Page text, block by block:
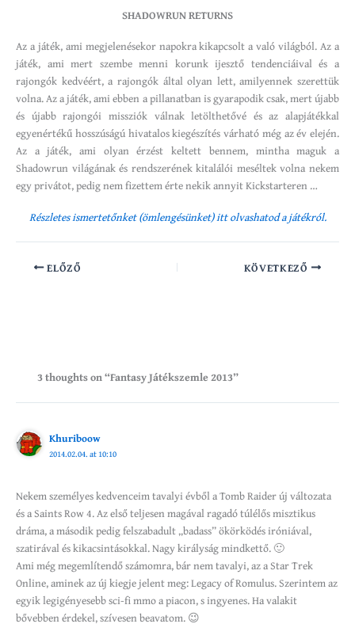
SHADOWRUN RETURNS
Az a játék, ami megjelenésekor napokra kikapcsolt a való világból. Az a
játék, ami mert szembe menni korunk ijesztő tendenciáival és a
rajongók kedvéért, a rajongók által olyan lett, amilyennek szerettük
volna. Az a játék, ami ebben a pillanatban is gyarapodik csak, mert újabb
és újabb rajongói missziók válnak letölthetővé és az alapjátékkal
egyenértékű hosszúságú hivatalos kiegészítés várható még az év elején.
Az a játék, ami olyan érzést keltett bennem, mintha maguk a
Shadowrun világának és rendszerének kitalálói meséltek volna nekem
egy privátot, pedig nem fizettem érte nekik annyit Kickstarteren …
Részletes ismertetőnket (ömlengésünket) itt olvashatod a játékról.
ELŐZŐ KÖVETKEZŐ
3 thoughts on “Fantasy Játékszemle 2013”
Khuriboow
2014.02.04. at 10:10
Nekem személyes kedvenceim tavalyi évből a Tomb Raider új változata
és a Saints Row 4. Az első teljesen magával ragadó túlélős misztikus
dráma, a második pedig felszabadult „badass” ökörködés iróniával,
szatirával és kikacsintásokkal. Nagy királyság mindkettő. 🙂
Ami még megemlítendő számomra, bár nem tavalyi, az a Star Trek
Online, aminek az új kiegje jelent meg: Legacy of Romulus. Szerintem az
egyik legigényesebb sci-fi mmo a piacon, s ingyenes. Ha valakit
bővebben érdekel, szívesen beavatom. 😉